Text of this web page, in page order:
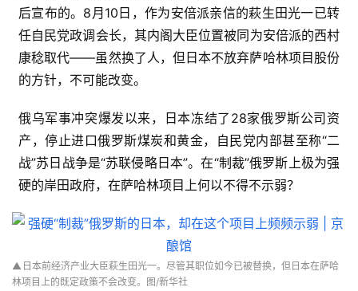
后宣布的。8月10日，作为安倍派亲信的萩生田光一已转
任自民党政调会长，其内阁大臣位置被同为安倍派的西村
康稔取代——虽然换了人，但日本不放弃萨哈林项目股份
的方针，不可能改变。
俄乌军事冲突爆发以来，日本冻结了28家俄罗斯公司资
产，停止进口俄罗斯煤炭和黄金，自民党内部甚至称“二
战”苏日战争是“苏联侵略日本”。在“制裁”俄罗斯上极为强
硬的岸田政府，在萨哈林项目上何以不得不示弱？
▲ 日本前经济产业大臣萩生田光一。尽管其职位如今已被替换，但日本在萨哈
林项目上的既定政策不会改变。
图/新华社